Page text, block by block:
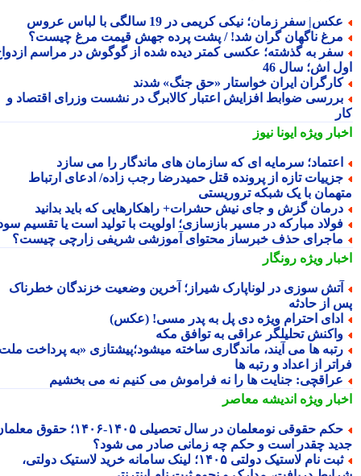
سفر زمان؛ نیکی کریمی در 19 سالگی با لباس عروس
ناگهان گران شد! / پشت پرده جهش قیمت مرغ چیست؟
به گذشته؛ عکسی کمتر دیده شده از گوگوش در مراسم ازدواج
اش؛ سال 46
ایران خواستار «حق جنگ» شدند
ضوابط افزایش اعتبار کالابرگ در نشست وزرای اقتصاد و
ویژهایونا نیوز
سرمایه ای که سازمان های ماندگار را می سازد
تازه از پرونده قتل حمیدرضا رجب زاده/ ادعای ارتباط
با یک شبکه تروریستی
گزش و جای نیش حشرات+ راهکارهایی که باید بدانید
مبارکه در مسیر بازسازی؛ اولویت با تولید است یا تقسیم سود؟
حذف خبرساز محتوای آموزشی شریفی زارچی چیست؟
ویژهرونگار
سوزی در لوناپارک شیراز؛ آخرین وضعیت خزندگان خطرناک
از حادثه
احترام ویژه دی پل به پدر مسی! (عکس)
تحلیلگر عراقی به توافق مکه
ها می آیند، ماندگاری ساخته میشود؛پیشتازی «به پرداخت ملت
از اعداد و رتبه ها
جنایت ها را نه فراموش می کنیم نه می بخشیم
ویژهاندیشه معاصر
حکم حقوقی نومعلمان در سال تحصیلی ۱۴۰۵-۱۴۰۶؛ حقوق معلمان
چقدر است و حکم چه زمانی صادر می شود؟
ثبت نام لاستیک دولتی ۱۴۰۵؛ لینک سامانه خرید لاستیک دولتی،